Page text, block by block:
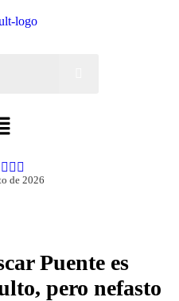
de 2026
Puente es
pero nefasto